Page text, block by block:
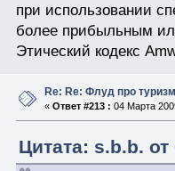
при использовании
более прибыльным
Этический кодекс
Re: Re: Флуд про туризм
« Ответ #213 : 04 Марта
Цитата: s.b.b.